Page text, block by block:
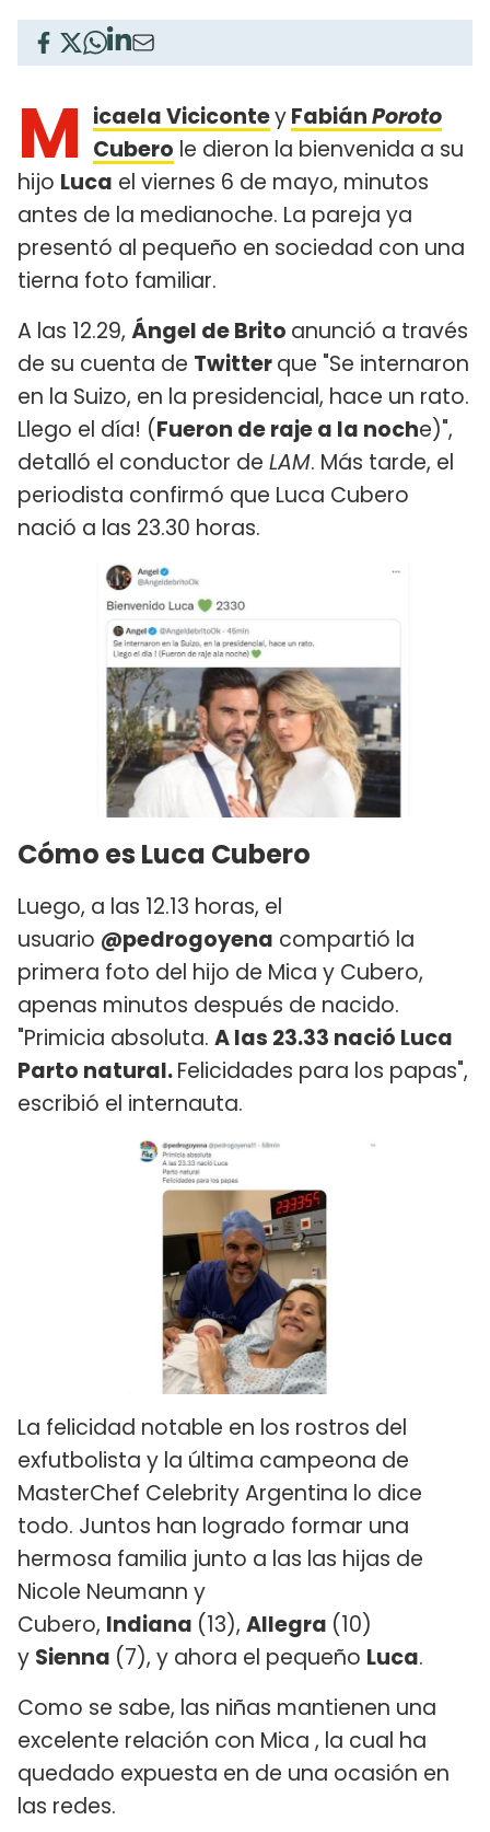
M icaela ViciconteyFabiánPoroto
Cubero le dieron la bienvenida a su
hijo Luca el viernes 6 de mayo, minutos
antes de la medianoche. La pareja ya
presentó al pequeño en sociedad con una
tierna foto familiar.
A las 12.29, Ángel de Brito anunció a través
de su cuenta de Twitterque "Se internaron
en la Suizo, en la presidencial, hace un rato.
Llego el día! (Fueron de raje a la noche)",
detalló el conductor de LAM. Más tarde, el
periodista confirmó que Luca Cubero
nació a las 23.30 horas.
Cómo es Luca Cubero
Luego, a las 12.13 horas, el
usuario @pedrogoyena compartió la
primera foto del hijo de Mica y Cubero,
apenas minutos después de nacido.
"Primicia absoluta. A las 23.33 nació Luca
Parto natural.Felicidades para los papas",
escribió el internauta.
La felicidad notable en los rostros del
exfutbolista y la última campeona de
MasterChef Celebrity Argentina lo dice
todo. Juntos han logrado formar una
hermosa familia junto a las las hijas de
Nicole Neumann y
Cubero, Indiana (13), Allegra (10)
y Sienna (7), y ahora el pequeño Luca.
Como se sabe, las niñas mantienen una
excelente relación con Mica , la cual ha
quedado expuesta en de una ocasión en
las redes.